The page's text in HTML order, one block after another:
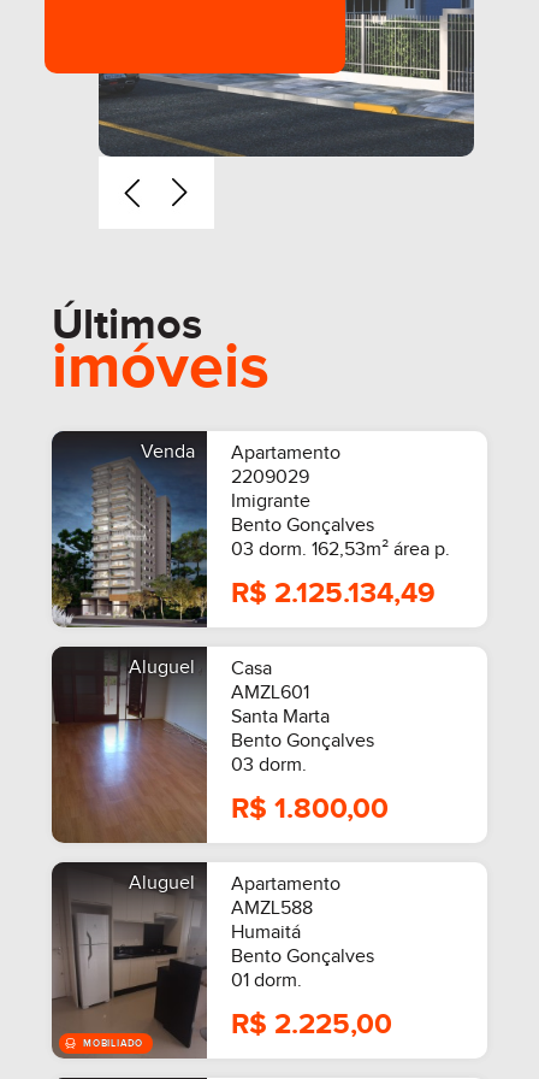
Últimos
imóveis
Venda
Apartamento
2209029
Imigrante
Bento Gonçalves
03 dorm. 162,53m² área p.
R$ 2.125.134,49
Aluguel
Casa
AMZL601
Santa Marta
Bento Gonçalves
03 dorm.
R$ 1.800,00
Aluguel
Apartamento
AMZL588
Humaitá
Bento Gonçalves
01 dorm.
R$ 2.225,00